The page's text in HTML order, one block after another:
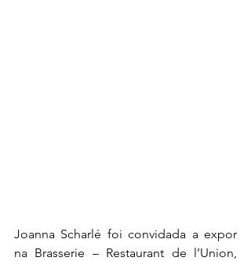
Joanna Scharlé foi convidada a expor
na Brasserie – Restaurant de l’Union,